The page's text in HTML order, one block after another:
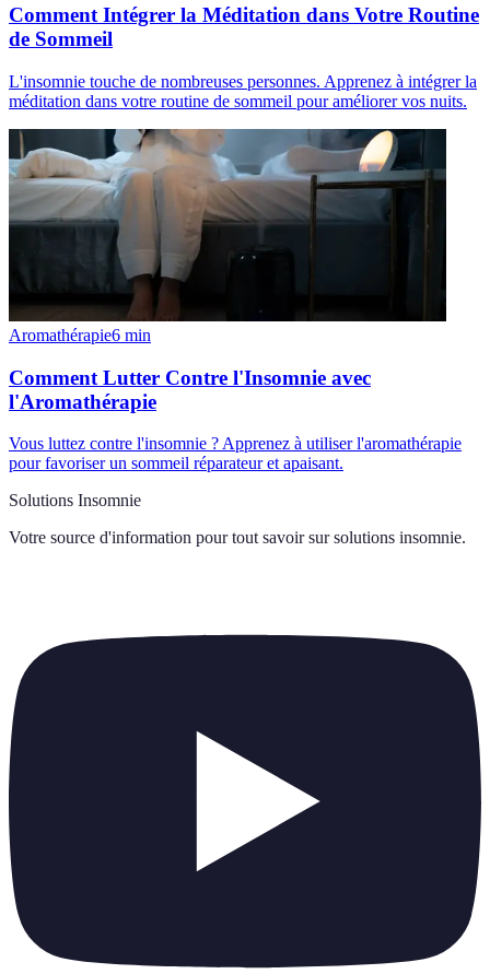
Comment Intégrer la Méditation dans Votre Routine
de Sommeil
L'insomnie touche de nombreuses personnes. Apprenez à intégrer la
méditation dans votre routine de sommeil pour améliorer vos nuits.
Aromathérapie6 min
Comment Lutter Contre l'Insomnie avec
l'Aromathérapie
Vous luttez contre l'insomnie ? Apprenez à utiliser l'aromathérapie
pour favoriser un sommeil réparateur et apaisant.
Solutions Insomnie
Votre source d'information pour tout savoir sur solutions insomnie.